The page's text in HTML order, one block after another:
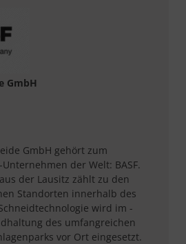
GmbH
GmbH gehört zum
der Welt: BASF.
der Lausitz zählt zu den
Standorten innerhalb des
wird im
des umfangreichen
vor Ort eingesetzt.